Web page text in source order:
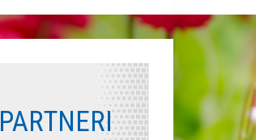
PARTNERI